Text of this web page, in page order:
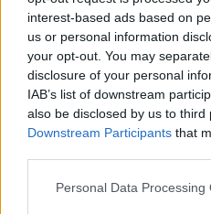
interest-based ads based on
us or personal information
your opt-out. You may
disclosure of your personal
IAB’s list of downstream
also be disclosed by us to third
Downstream Participants that
Personal Data Processing
συμπληρωματικές
ενίσχυση της εφαρμογής
Η ΚΥΑ 1990/2025 (4
λειτουργία της
των οντοτήτων, και η
1899/2025 (5 Αυγούστου),
τις υποχρεώσεις των
Συστημάτων
(CISO).